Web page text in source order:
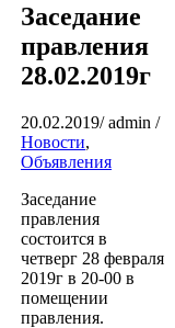
Заседание
правления
28.02.2019г
20.02.2019/admin /
Новости,
Объявления
Заседание
правления
состоится в
четверг 28 февраля
2019г в 20-00 в
помещении
правления.